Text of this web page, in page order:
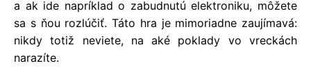
a ak ide napríklad o zabudnutú elektroniku, môžete
sa s ňou rozlúčiť. Táto hra je mimoriadne zaujímavá:
nikdy totiž neviete, na aké poklady vo vreckách
narazíte.